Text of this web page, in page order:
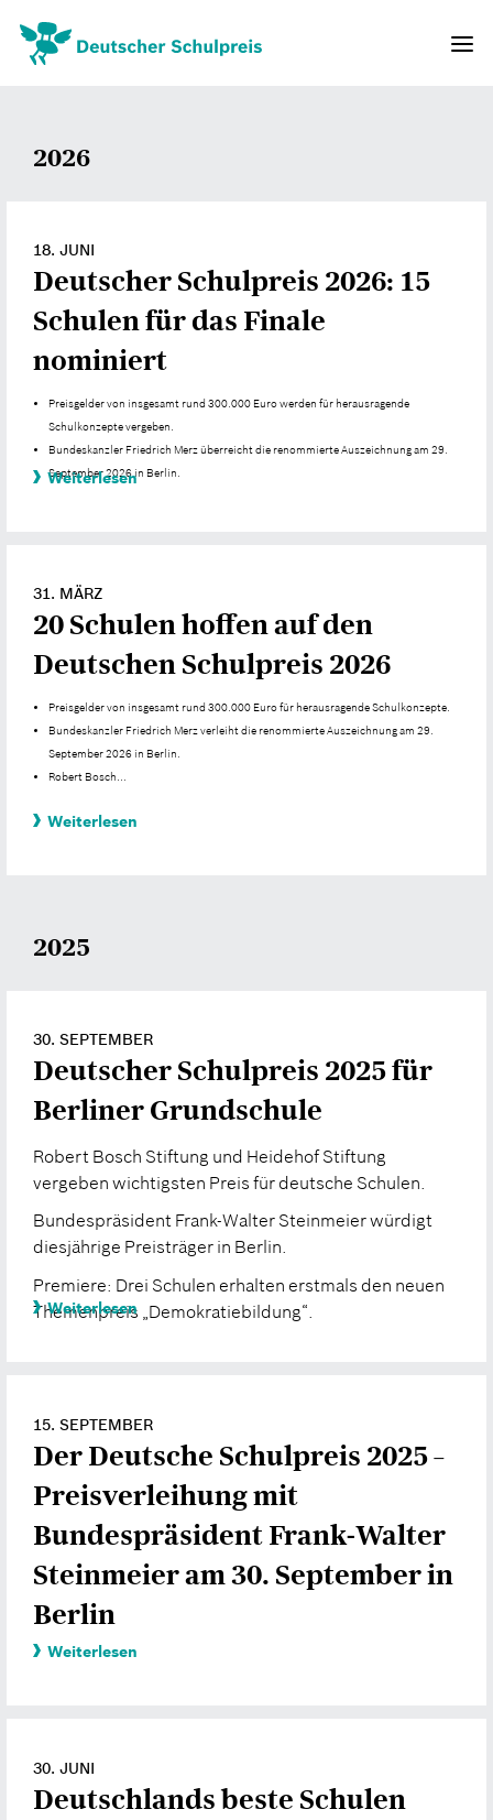
zum
2026
18. JUNI
Deutscher Schulpreis 2026: 15
Schulen für das Finale
nominiert
Preisgelder von insgesamt rund 300.000 Euro werden für herausragende
Schulkonzepte vergeben.
Bundeskanzler Friedrich Merz überreicht die renommierte Auszeichnung am 29.
September 2026 in Berlin.
Weiterlesen
31. MÄRZ
20 Schulen hoffen auf den
Deutschen Schulpreis 2026
Preisgelder von insgesamt rund 300.000 Euro für herausragende Schulkonzepte.
Bundeskanzler Friedrich Merz verleiht die renommierte Auszeichnung am 29.
September 2026 in Berlin.
Robert Bosch...
Weiterlesen
2025
30. SEPTEMBER
Deutscher Schulpreis 2025 für
Berliner Grundschule
Robert Bosch Stiftung und Heidehof Stiftung
vergeben wichtigsten Preis für deutsche Schulen.
Bundespräsident Frank-Walter Steinmeier würdigt
diesjährige Preisträger in Berlin.
Premiere: Drei Schulen erhalten erstmals den neuen
Themenpreis „Demokratiebildung“.
Weiterlesen
15. SEPTEMBER
Der Deutsche Schulpreis 2025 –
Preisverleihung mit
Bundespräsident Frank-Walter
Steinmeier am 30. September in
Berlin
Weiterlesen
30. JUNI
Deutschlands beste Schulen